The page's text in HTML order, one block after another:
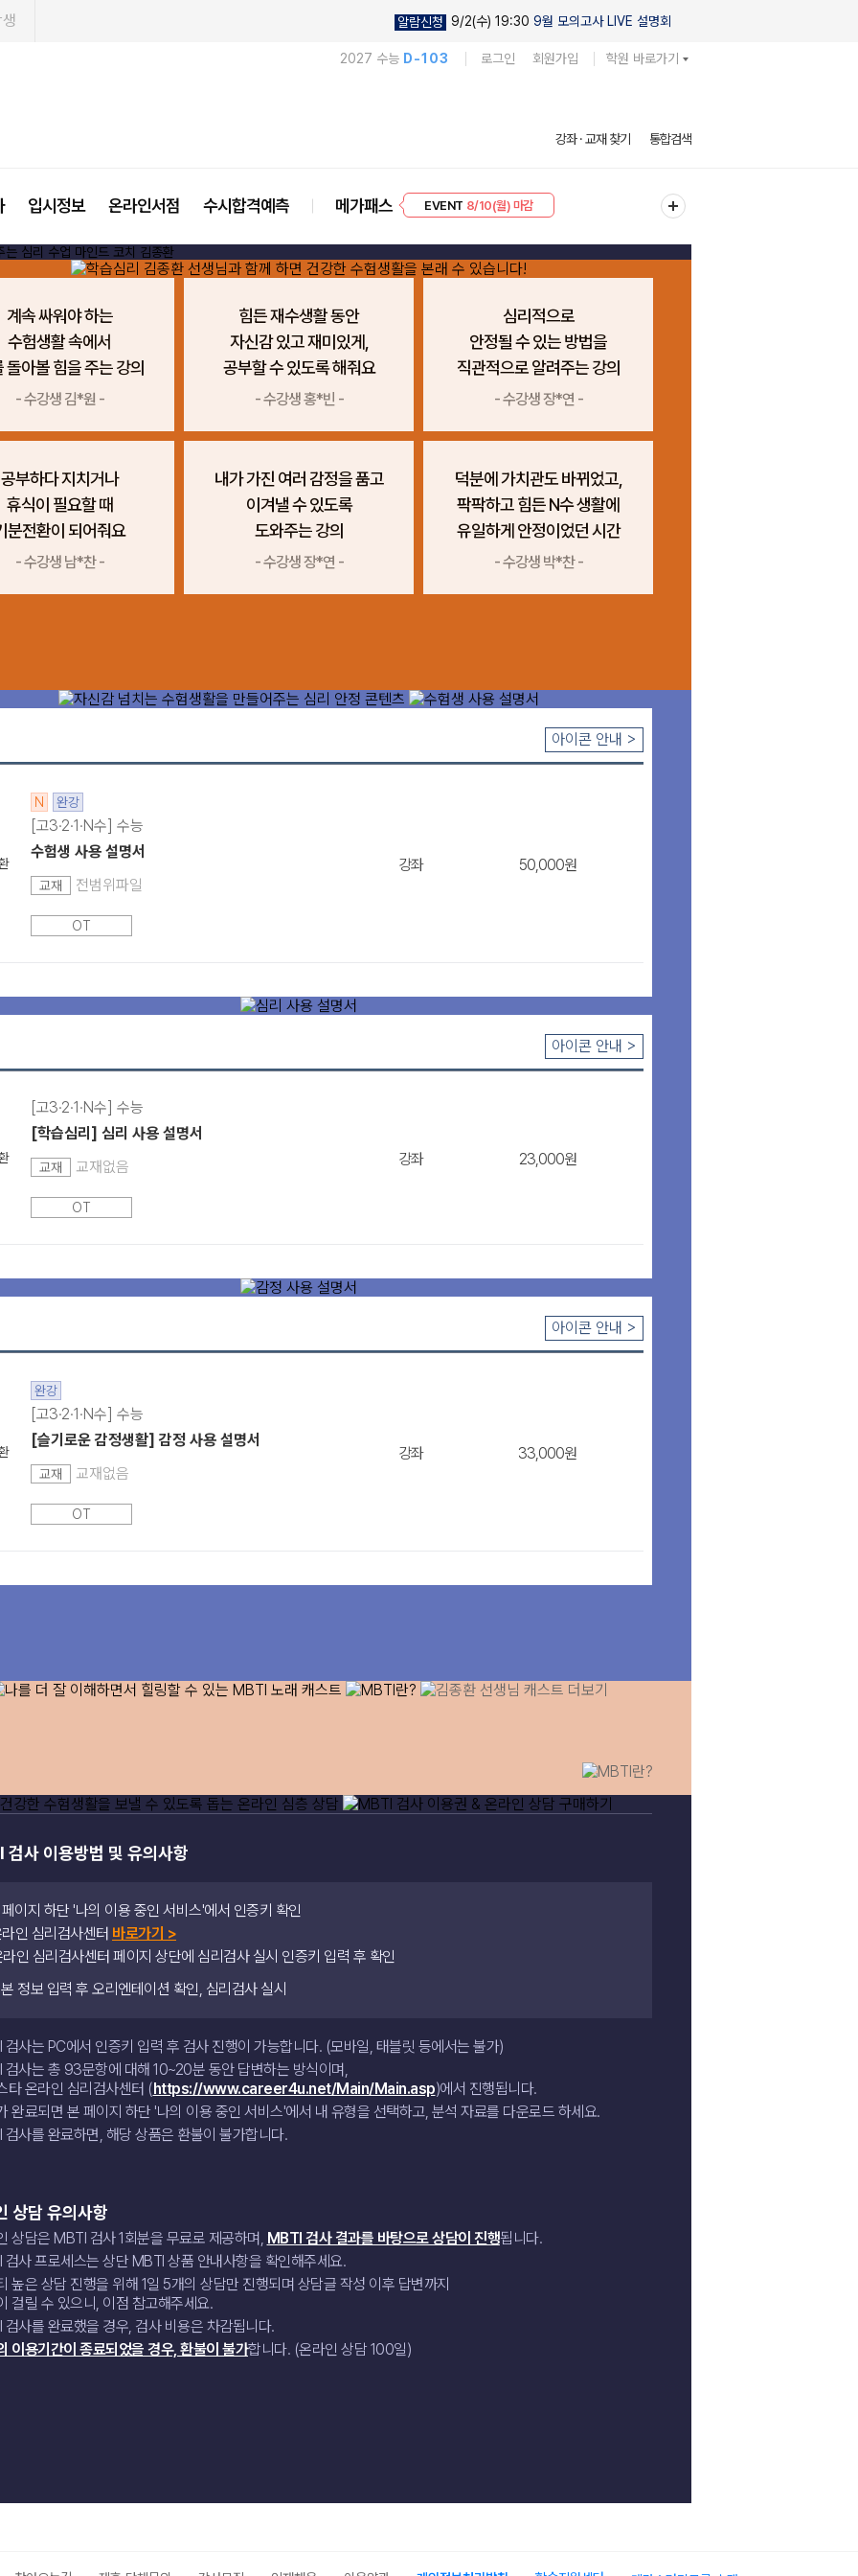
알람신청 9/2(수) 19:30 9월 모의고사 LIVE 설명회
2027 수능 D-103 로그인 회원가입 학원 바로가기
강좌 · 교재 찾기 통합검색
입시정보 온라인서점 수시합격예측 메가패스
EVENT 8/10(월) 마감
계속 싸워야 하는
수험생활 속에서
돌아볼 힘을 주는 강의
- 수강생 김*원 -
힘든 재수생활 동안
자신감 있고 재미있게,
공부할 수 있도록 해줘요
- 수강생 홍*빈 -
심리적으로
안정될 수 있는 방법을
직관적으로 알려주는 강의
- 수강생 장*연 -
공부하다 지치거나
휴식이 필요할 때
분전환이 되어줘요
- 수강생 남*찬 -
내가 가진 여러 감정을 품고
이겨낼 수 있도록
도와주는 강의
- 수강생 장*연 -
덕분에 가치관도 바뀌었고,
팍팍하고 힘든 N수 생활에
유일하게 안정이었던 시간
- 수강생 박*찬 -
아이콘 안내 >
N 완강
[고3·2·1·N수] 수능
수험생 사용 설명서
교재 전범위파일
OT
강좌 50,000원
장바구
아이콘 안내 >
[고3·2·1·N수] 수능
[학습심리] 심리 사용 설명서
교재 교재없음
OT
강좌 23,000원
아이콘 안내 >
완강
[고3·2·1·N수] 수능
[슬기로운 감정생활] 감정 사용 설명서
교재 교재없음
OT
강좌 33,000원
사 이용방법 및 유의사항
페이지 하단 '나의 이용 중인 서비스'에서 인증키 확인
인 심리검사센터 바로가기 >
인 심리검사센터 페이지 상단에 심리검사 실시 인증키 입력 후 확인
정보 입력 후 오리엔테이션 확인, 심리검사 실시
검사는 PC에서 인증키 입력 후 검사 진행이 가능합니다. (모바일, 태블릿 등에서는 불가)
검사는 총 93문항에 대해 10~20분 동안 답변하는 방식이며,
타 온라인 심리검사센터 (https://www.career4u.net/Main/Main.asp)에서 진행됩니다.
완료되면 본 페이지 하단 '나의 이용 중인 서비스'에서 내 유형을 선택하고, 분석 자료를 다운로드 하세요.
검사를 완료하면, 해당 상품은 환불이 불가합니다.
상담 유의사항
상담은 MBTI 검사 1회분을 무료로 제공하며, MBTI 검사 결과를 바탕으로 상담이 진행됩니다.
검사 프로세스는 상단 MBTI 상품 안내사항을 확인해주세요.
높은 상담 진행을 위해 1일 5개의 상담만 진행되며 상담글 작성 이후 답변까지
걸릴 수 있으니, 이점 참고해주세요.
검사를 완료했을 경우, 검사 비용은 차감됩니다.
이용기간이 종료되었을 경우, 환불이 불가합니다. (온라인 상담 100일)